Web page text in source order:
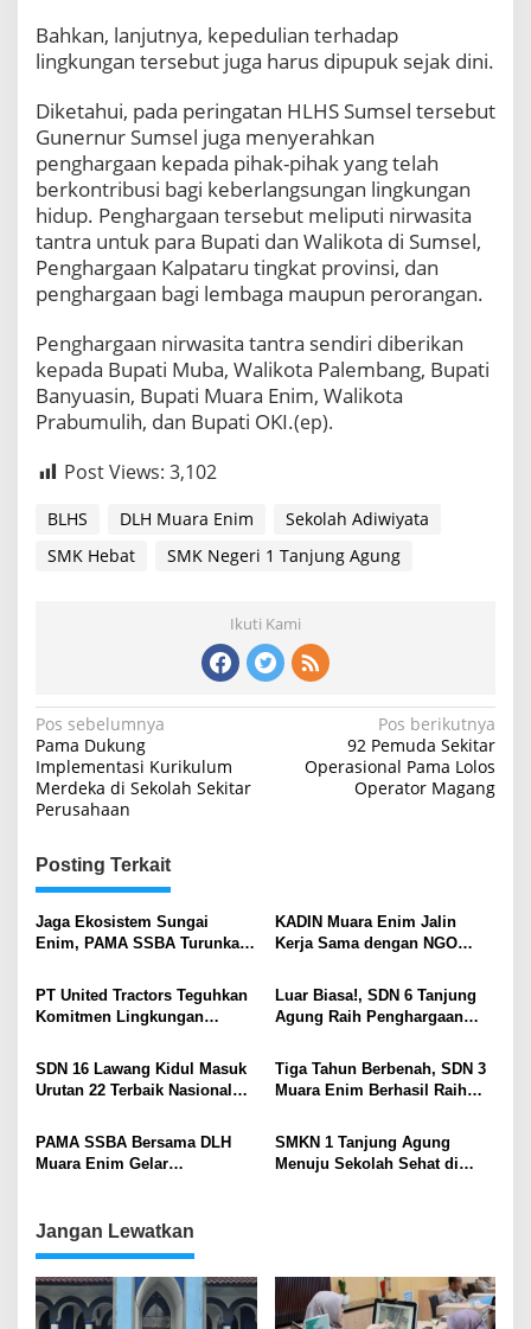
Bahkan, lanjutnya, kepedulian terhadap
lingkungan tersebut juga harus dipupuk sejak dini.
Diketahui, pada peringatan HLHS Sumsel tersebut
Gunernur Sumsel juga menyerahkan
penghargaan kepada pihak-pihak yang telah
berkontribusi bagi keberlangsungan lingkungan
hidup. Penghargaan tersebut meliputi nirwasita
tantra untuk para Bupati dan Walikota di Sumsel,
Penghargaan Kalpataru tingkat provinsi, dan
penghargaan bagi lembaga maupun perorangan.
Penghargaan nirwasita tantra sendiri diberikan
kepada Bupati Muba, Walikota Palembang, Bupati
Banyuasin, Bupati Muara Enim, Walikota
Prabumulih, dan Bupati OKI.(ep).
Post Views: 3,102
BLHS DLH Muara Enim
Sekolah Adiwiyata
SMK Hebat
SMK Negeri 1 Tanjung Agung
Ikuti Kami
Navigasi
pos
Pos sebelumnya
Pama Dukung
Implementasi Kurikulum
Merdeka di Sekolah Sekitar
Perusahaan
Pos berikutnya
92 Pemuda Sekitar
Operasional Pama Lolos
Operator Magang
Posting Terkait
Jaga Ekosistem Sungai
Enim, PAMA SSBA Turunkan
Pemkab Muara Enim
KADIN Muara Enim Jalin
Kerja Sama dengan NGO
Pemda Atasi Sampah
Berkelanjutan
PT United Tractors Teguhkan
Komitmen Lingkungan
Penanaman 300 Pohon Buah
di Muara Enim
Luar Biasa!, SDN 6 Tanjung
Agung Raih Penghargaan
SDN 16 Lawang Kidul Masuk
Urutan 22 Terbaik Nasional
Tiga Tahun Berbenah, SDN 3
Muara Enim Berhasil Raih
Nasional
PAMA SSBA Bersama DLH
Muara Enim Gelar
SMKN 1 Tanjung Agung
Menuju Sekolah Sehat di
Jangan Lewatkan